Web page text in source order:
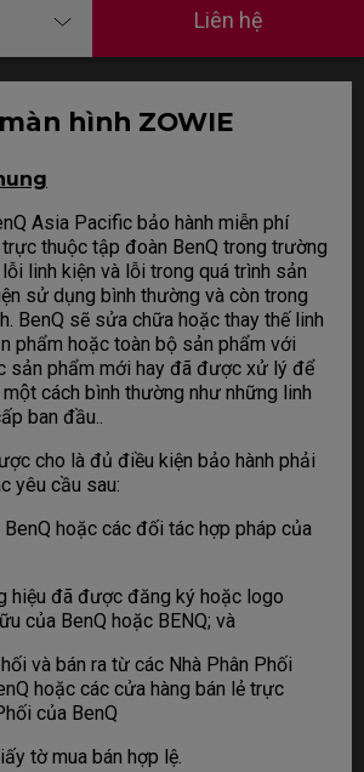
Liên hệ
hình ZOWIE
Asia Pacific bảo hành miễn phí
thuộc tập đoàn BenQ trong trường
linh kiện và lỗi trong quá trình sản
sử dụng bình thường và còn trong
BenQ sẽ sửa chữa hoặc thay thế linh
phẩm hoặc toàn bộ sản phẩm với
sản phẩm mới hay đã được xử lý để
cách bình thường như những linh
ban đầu..
cho là đủ điều kiện bảo hành phải
yêu cầu sau:
hoặc các đối tác hợp pháp của
đã được đăng ký hoặc logo
của BenQ hoặc BENQ; và
và bán ra từ các Nhà Phân Phối
hoặc các cửa hàng bán lẻ trực
của BenQ
tờ mua bán hợp lệ.